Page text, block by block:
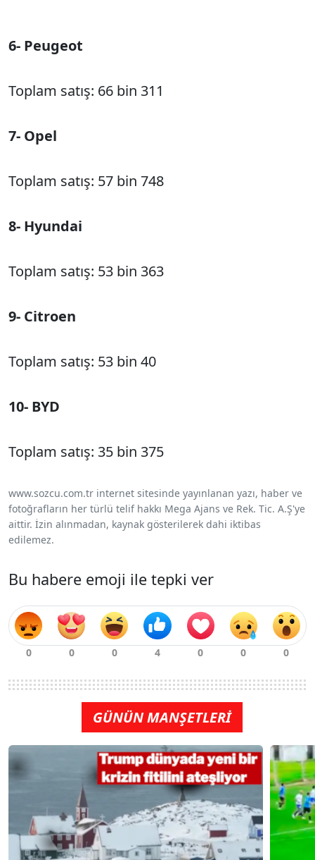
6- Peugeot
Toplam satış: 66 bin 311
7- Opel
Toplam satış: 57 bin 748
8- Hyundai
Toplam satış: 53 bin 363
9- Citroen
Toplam satış: 53 bin 40
10- BYD
Toplam satış: 35 bin 375
www.sozcu.com.tr internet sitesinde yayınlanan yazı, haber ve
fotoğrafların her türlü telif hakkı Mega Ajans ve Rek. Tic. A.Ş'ye
aittir. İzin alınmadan, kaynak gösterilerek dahi iktibas
edilemez.
Bu habere emoji ile tepki ver
GÜNÜN MANŞETLERİ